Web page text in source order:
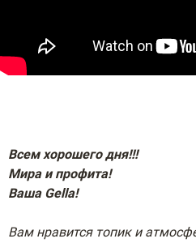
Всем хорошего дня!!!
Мира и профита!
Ваша Gella!
Вам нравится топик и